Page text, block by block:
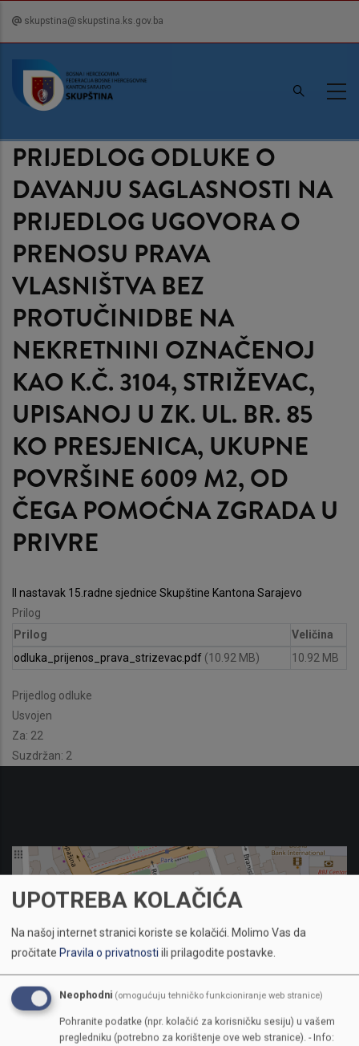
content
skupstina@skupstina.ks.gov.ba
PRIJEDLOG ODLUKE O
DAVANJU SAGLASNOSTI NA
PRIJEDLOG UGOVORA O
PRENOSU PRAVA
VLASNIŠTVA BEZ
PROTUČINIDBE NA
NEKRETNINI OZNAČENOJ
KAO K.Č. 3104, STRIŽEVAC,
UPISANOJ U ZK. UL. BR. 85
KO PRESJENICA, UKUPNE
POVRŠINE 6009 M2, OD
ČEGA POMOĆNA ZGRADA U
PRIVRE
II nastavak 15.radne sjednice Skupštine Kantona Sarajevo
Prilog
Prilog
Veličina
odluka_prijenos_prava_strizevac.pdf (10.92 MB) 10.92 MB
Prijedlog odluke
Usvojen
Za: 22
Suzdržan: 2
UPOTREBA KOLAČIĆA
Na našoj internet stranici koriste se kolačići. Molimo Vas da
pročitate Pravila o privatnostiili prilagodite postavke.
Neophodni (omogućuju tehničko funkcioniranje web stranice)
Pohranite podatke (npr. kolačić za korisničku sesiju) u vašem
pregledniku (potrebno za korištenje ove web stranice). - Info: